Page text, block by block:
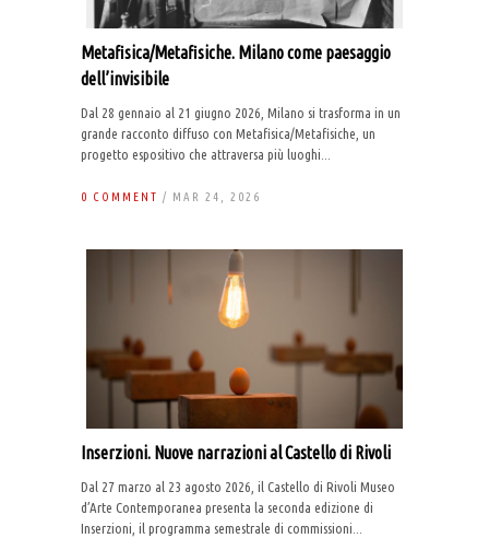
Metafisica/Metafisiche. Milano come paesaggio
dell’invisibile
Dal 28 gennaio al 21 giugno 2026, Milano si trasforma in un
grande racconto diffuso con Metafisica/Metafisiche, un
progetto espositivo che attraversa più luoghi...
0 COMMENT / MAR 24, 2026
Inserzioni. Nuove narrazioni al Castello di Rivoli
Dal 27 marzo al 23 agosto 2026, il Castello di Rivoli Museo
d’Arte Contemporanea presenta la seconda edizione di
Inserzioni, il programma semestrale di commissioni...